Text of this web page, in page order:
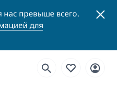
нас превыше всего.
для